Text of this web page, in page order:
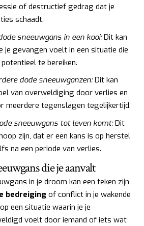
of destructief gedrag dat je
schaadt.
sneeuwgans in een kooi:Dit kan
je gevangen voelt in een situatie die
te bereiken.
dode sneeuwganzen:Dit kan
van overweldiging door verlies en
meerdere tegenslagen tegelijkertijd.
sneeuwgans tot leven komt:Dit
zijn, dat er een kans is op herstel
na een periode van verlies.
die je aanvalt
in je droom kan een teken zijn
bedreigingof conflict in je wakende
een situatie waarin je je
voelt door iemand of iets wat